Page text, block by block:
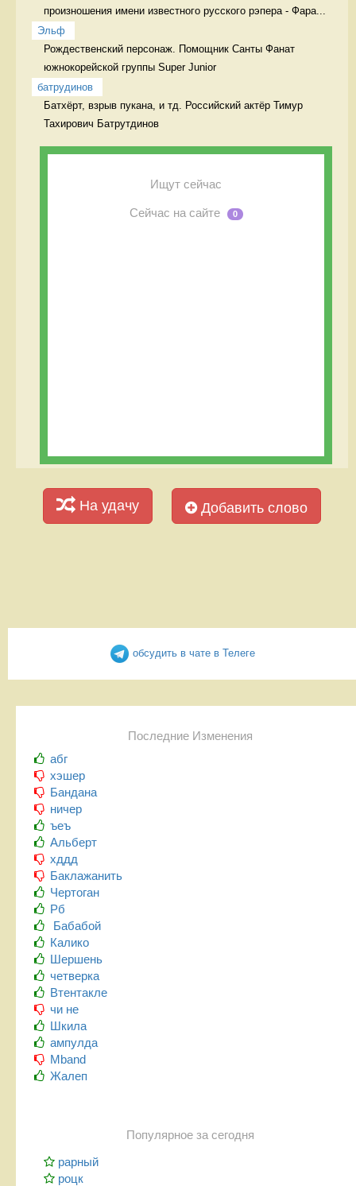
произношения имени известного русского рэпера - Фара...
Эльф
Рождественский персонаж. Помощник Санты Фанат
южнокорейской группы Super Junior
батрудинов
Батхёрт, взрыв пукана, и тд. Российский актёр Тимур
Тахирович Батрутдинов
Ищут сейчас
Сейчас на сайте 0
На удачу Добавить слово
обсудить в чате в Телеге
Последние Изменения
абг
хэшер
Бандана
ничер
ъеъ
Альберт
хддд
Баклажанить
Чертоган
Рб
Бабабой
Калико
Шершень
четверка
Втентакле
чи не
Шкила
ампулда
Mband
Жалеп
Популярное за сегодня
рарный
роцк